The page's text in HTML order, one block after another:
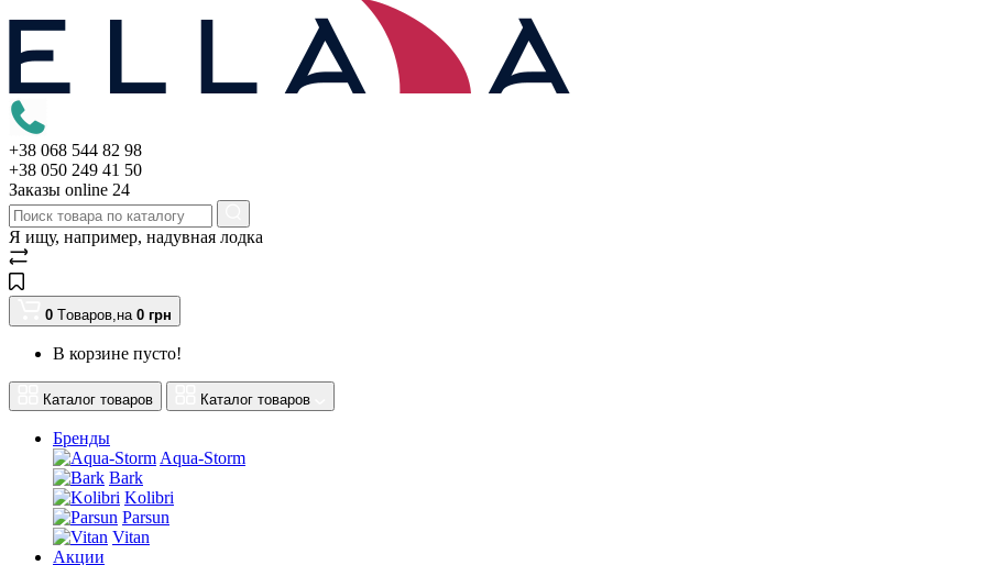
+38 068 544 82 98
+38 050 249 41 50
Заказы оnline 24
Я ищу, например, надувная лодка
0 Tоваров,на 0 грн
В корзине пусто!
Каталог товаров Каталог товаров
Бренды
Aqua-Storm
Bark
Kolibri
Parsun
Vitan
Акции